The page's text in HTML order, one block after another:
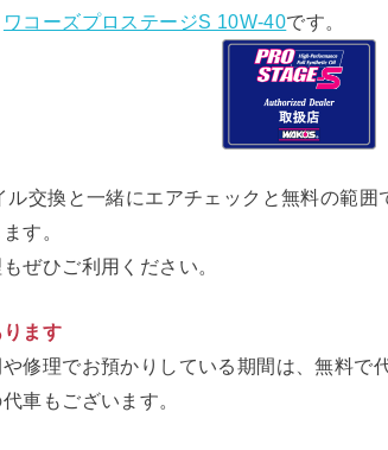
ワコーズプロステージS 10W-40です。
ル交換と一緒にエアチェックと無料の範
す。
ぜひご利用ください。
ます
修理でお預かりしている期間は、無料で
車もございます。